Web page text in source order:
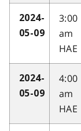
2024-
05-09
3:00
am
HAE
2024-
05-09
4:00
am
HAE